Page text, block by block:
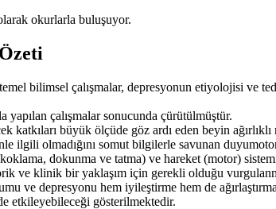
okurlarla buluşuyor.
bilimsel çalışmalar, depresyonun etiyolojisi ve
çalışmalar sonucunda çürütülmüştür.
büyük ölçüde göz ardı eden beyin ağırlıklı
ilgili olmadığını somut bilgilerle savunan
dokunma ve tatma) ve hareket (motor)
ve klinik bir yaklaşım için gerekli olduğu
ve depresyonu hem iyileştirme hem de
etkileyebileceği gösterilmektedir.